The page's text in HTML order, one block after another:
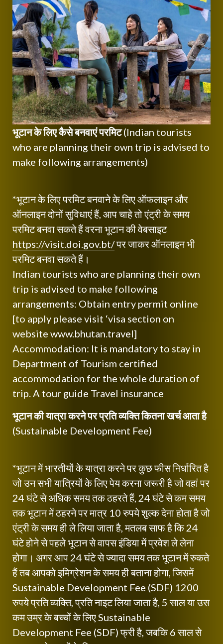
भूटान के लिए कैसे बनवाएं परमिट(Indian tourists
who are planning their own trip is advised to
make following arrangements)
*भूटान के लिए परमिट बनवाने के लिए ऑफलाइन और
ऑनलाइन दोनों सुविधाएं हैं, आप चाहे तो एंट्री के समय
परमिट बनवा सकते हैं वरना भूटान की वेबसाइट
https://visit.doi.gov.bt/पर जाकर ऑनलाइन भी
परमिट बनवा सकते हैं।
Indian tourists who are planning their own
trip is advised to make following
arrangements: Obtain entry permit online
[to apply please visit ‘visa section on
website www.bhutan.travel]
Accommodation: It is mandatory to stay in
Department of Tourism certified
accommodation for the whole duration of
trip. A tour guide Travel insurance
भूटान की यात्रा करने पर प्रति व्यक्ति कितना खर्च आता है
(Sustainable Development Fee)
*भूटान में भारतीयों के यात्रा करने पर कुछ फीस निर्धारित है
जो उन सभी यात्रियों के लिए पेय करना जरूरी है जो वहां पर
24 घंटे से अधिक समय तक ठहरते हैं, 24 घंटे से कम समय
तक भूटान में ठहरने पर मात्र 10 रुपये शुल्क देना होता है जो
एंट्री के समय ही ले लिया जाता है, मतलब साफ है कि 24
घंटे होने से पहले भूटान से वापस इंडिया में प्रवेश ले लेना
होगा। अगर आप 24 घंटे से ज्यादा समय तक भूटान में रुकते
हैं तब आपको इमिग्रेशन के समय ही बताना होगा, जिसमें
Sustainable Development Fee (SDF) 1200
रुपये प्रति व्यक्ति, प्रति नाइट लिया जाता है, 5 साल या उस
कम उम्र के बच्चों के लिए Sustainable
Development Fee (SDF) फ्री है, जबकि 6 साल से